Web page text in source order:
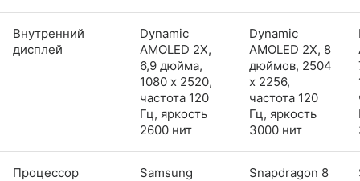
Внутренний
дисплей
Dynamic
AMOLED 2X,
6,9 дюйма,
1080 x 2520,
частота 120
Гц, яркость
2600 нит
Dynamic
AMOLED 2X, 8
дюймов, 2504
x 2256,
частота 120
Гц, яркость
3000 нит
Процессор Samsung Snapdragon 8